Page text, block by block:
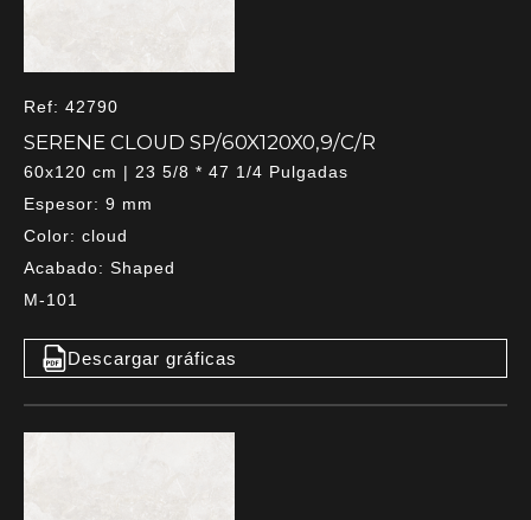
Ref: 42790
SERENE CLOUD SP/60X120X0,9/C/R
60x120 cm | 23 5/8 * 47 1/4 Pulgadas
Espesor: 9 mm
Color: cloud
Acabado: Shaped
M-101
Descargar gráficas